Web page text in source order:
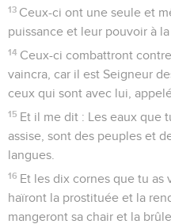
13 Ceux-ci ont une seule et
puissance et leur pouvoir à la
14 Ceux-ci combattront
vaincra, car il est Seigneur
ceux qui sont avec lui,
15 Et il me dit : Les eaux que
assise, sont des peuples et
langues.
16 Et les dix cornes que tu as
haïront la prostituée et la
mangeront sa chair et la